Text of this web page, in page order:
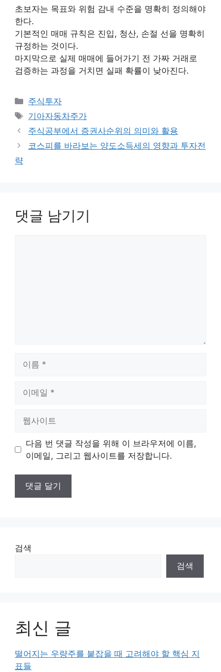
초보자는 목표와 위험 감내 수준을 명확히 정의해야
한다.
기본적인 매매 규칙은 진입, 청산, 손절 선을 명확히
규정하는 것이다.
마지막으로 실제 매매에 들어가기 전 가짜 거래로
검증하는 과정을 거치면 실패 확률이 낮아진다.
카
테
고
리
주식투자
태
그
기아자동차주가
주식공부에서 증권사순위의 의미와 활용
코스피를 바라보는 양도소득세의 영향과 투자전
략
댓글 남기기
트
다음 번 댓글 작성을 위해 이 브라우저에 이름,
이메일, 그리고 웹사이트를 저장합니다.
검색
검색
최신 글
떨어지는 우량주를 붙잡을 때 고려해야 할 핵심 지
표들